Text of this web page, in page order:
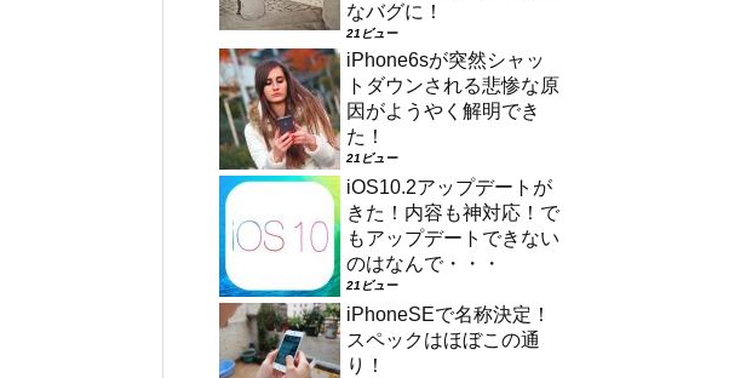
なバグに！
21ビュー
iPhone6sが突然シャッ
トダウンされる悲惨な原
因がようやく解明でき
た！
21ビュー
iOS10.2アップデートが
きた！内容も神対応！で
もアップデートできない
のはなんで・・・
21ビュー
iPhoneSEで名称決定！
スペックはほぼこの通
り！